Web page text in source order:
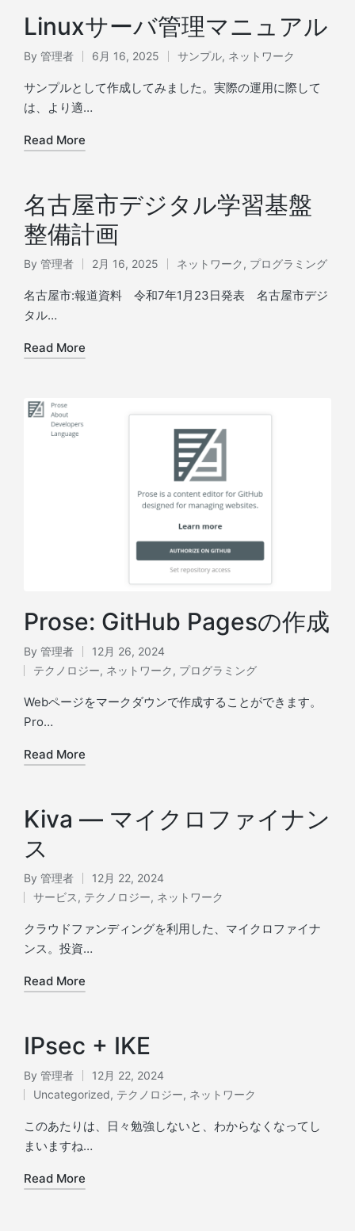
Linuxサーバ管理マニュアル
Posted
by
By 管理者 6月 16, 2025
Posted
in
サンプル, ネットワーク
サンプルとして作成してみました。実際の運用に際して
は、より適…
Read More
名古屋市デジタル学習基盤
整備計画
Posted
by
By 管理者 2月 16, 2025
Posted
in
ネットワーク, プログラミング
名古屋市:報道資料 令和7年1月23日発表 名古屋市デジ
タル…
Read More
Prose: GitHub Pagesの作成
Posted
by
By 管理者 12月 26, 2024
Posted
in
テクノロジー, ネットワーク, プログラミング
Webページをマークダウンで作成することができます。
Pro…
Read More
Kiva ― マイクロファイナン
ス
Posted
by
By 管理者 12月 22, 2024
Posted
in
サービス, テクノロジー, ネットワーク
クラウドファンディングを利用した、マイクロファイナ
ンス。投資…
Read More
IPsec + IKE
Posted
by
By 管理者 12月 22, 2024
Posted
in
Uncategorized, テクノロジー, ネットワーク
このあたりは、日々勉強しないと、わからなくなってし
まいますね…
Read More